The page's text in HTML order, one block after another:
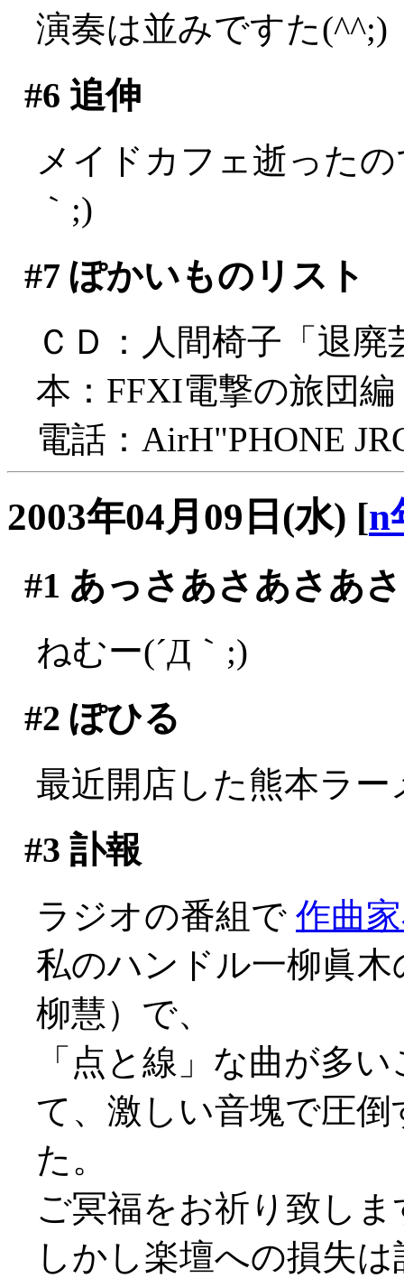
演奏は並みですた(^^;)
#6 追伸
メイドカフェ逝った
｀;)
#7 ぽかいものリスト
ＣＤ：人間椅子「退廃
本：FFXI電撃の旅団編
電話：AirH"PHONE
2003年04月09日(水) [n
#1 あっさあさあさあ
ねむー(´Д｀;)
#2 ぽひる
最近開店した熊本ラ
#3 訃報
ラジオの番組で 作曲
私のハンドル一柳眞
柳慧）で、
「点と線」な曲が多
て、激しい音塊で圧
た。
ご冥福をお祈り致しま
しかし楽壇への損失